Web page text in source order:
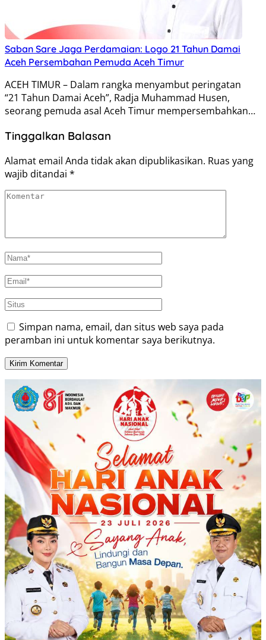
Saban Sare Jaga Perdamaian: Logo 21 Tahun Damai
Aceh Persembahan Pemuda Aceh Timur
ACEH TIMUR – Dalam rangka menyambut peringatan
“21 Tahun Damai Aceh”, Radja Muhammad Husen,
seorang pemuda asal Aceh Timur mempersembahkan…
Tinggalkan Balasan
Alamat email Anda tidak akan dipublikasikan. Ruas yang
wajib ditandai *
Simpan nama, email, dan situs web saya pada
peramban ini untuk komentar saya berikutnya.